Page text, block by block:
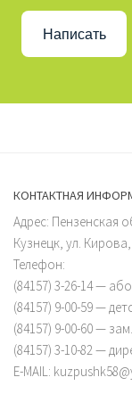
Написать
КОНТАКТНАЯ
Адрес: Пензенская
Кузнецк, ул.
Телефон:
(84157) 3-26-14 —
(84157) 9-00-59 —
(84157) 9-00-60 —
(84157) 3-10-82 —
E-MAIL: